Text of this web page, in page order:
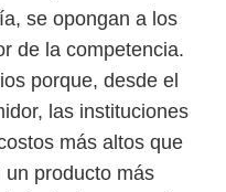
se opongan a los
de la competencia.
porque, desde el
las instituciones
más altos que
producto más